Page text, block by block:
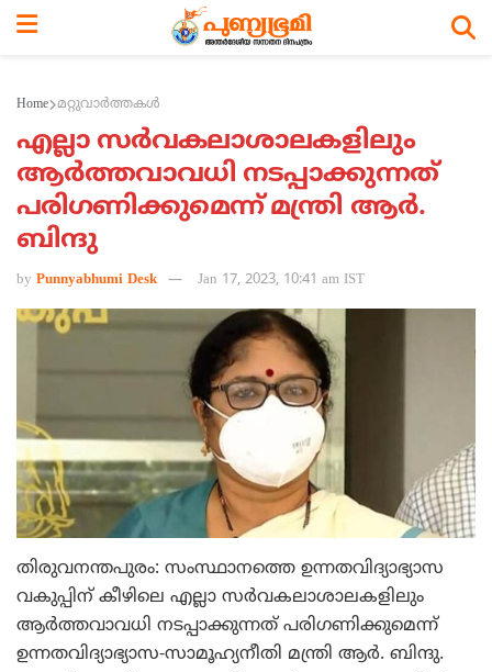
Home മറ്റുവാര്‍ത്തകള്‍
എല്ലാ സര്‍വകലാശാലകളിലും
ആര്‍ത്തവാവധി നടപ്പാക്കുന്നത്
പരിഗണിക്കുമെന്ന് മന്ത്രി ആര്‍.
ബിന്ദു
by Punnyabhumi Desk Jan 17, 2023, 10:41 am IST
തിരുവനന്തപുരം: സംസ്ഥാനത്തെ ഉന്നതവിദ്യാഭ്യാസ
വകുപ്പിന് കീഴിലെ എല്ലാ സര്‍വകലാശാലകളിലും
ആര്‍ത്തവാവധി നടപ്പാക്കുന്നത് പരിഗണിക്കുമെന്ന്
ഉന്നതവിദ്യാഭ്യാസ-സാമൂഹ്യനീതി മന്ത്രി ആര്‍. ബിന്ദു.